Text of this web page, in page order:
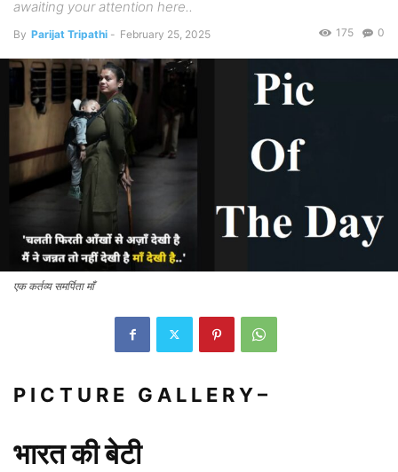
awaiting your attention here..
By Parijat Tripathi - February 25, 2025 0
175
एक कर्तव्य समर्पिता माँ
P I C T U R E G A L L E R Y –
भारत की बेटी